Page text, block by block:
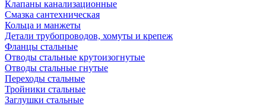
Клапаны канализационные
Смазка сантехническая
Кольца и манжеты
Детали трубопроводов, хомуты и крепеж
Фланцы стальные
Отводы стальные крутоизогнутые
Отводы стальные гнутые
Переходы стальные
Тройники стальные
Заглушки стальные